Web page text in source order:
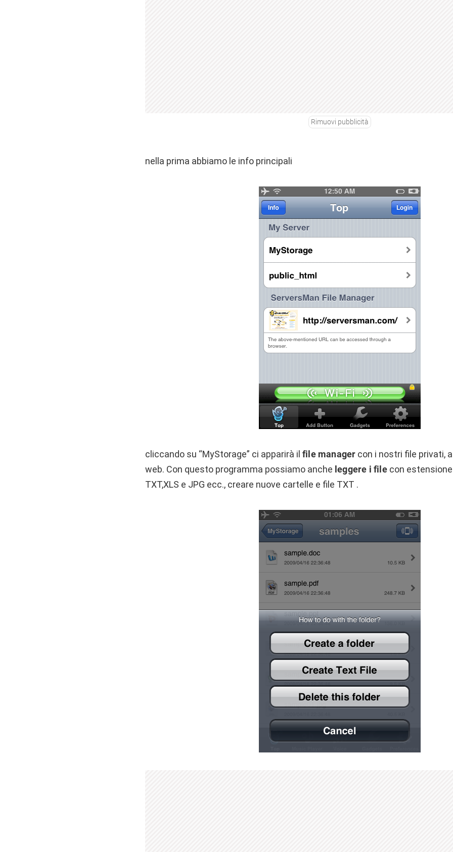
Rimuovi pubblicità
nella prima abbiamo le info principali
cliccando su “MyStorage” ci apparirà il file manager con i nostri file privati,
web. Con questo programma possiamo anche leggere i filecon estensione
TXT,XLS e JPG ecc., creare nuove cartelle e file TXT .